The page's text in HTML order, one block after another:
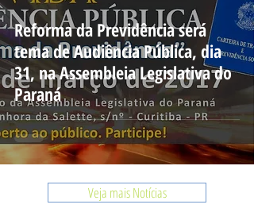
Reforma da Previdência será
tema de Audiência Pública, dia
31, na Assembleia Legislativa do
Paraná
Veja mais Notícias